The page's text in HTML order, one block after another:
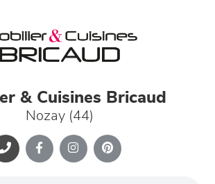
& Cuisines Bricaud
Nozay (44)